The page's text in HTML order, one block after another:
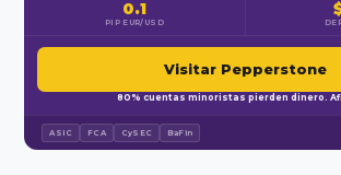
0.1
PIP EUR/USD
Visitar Pepperstone
80% cuentas minoristas pierden dinero.
ASIC FCA CySEC BaFin